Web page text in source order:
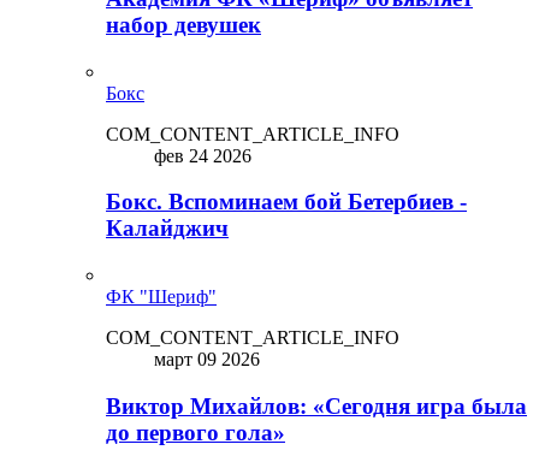
набор девушек
Бокс
COM_CONTENT_ARTICLE_INFO
фев 24 2026
Бокс. Вспоминаем бой Бетербиев -
Калайджич
ФК "Шериф"
COM_CONTENT_ARTICLE_INFO
март 09 2026
Виктор Михайлов: «Сегодня игра была
до первого гола»